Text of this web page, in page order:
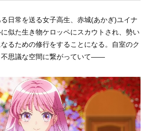
日常を送る女子高生、赤城(あかぎ)ユイナ
似た生き物ケロッペにスカウトされ、勢い
るための修行をすることになる。自室のク
不思議な空間に繋がっていて――